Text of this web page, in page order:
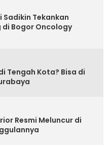
Sadikin Tekankan
di Bogor Oncology
Tengah Kota? Bisa di
Resmi Meluncur di